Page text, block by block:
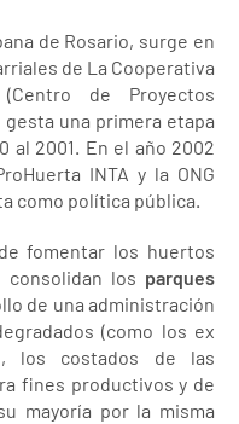
de Rosario, surge en
de La Cooperativa
de Proyectos
una primera etapa
al 2001. En el año 2002
INTA y la ONG
como política pública.
fomentar los huertos
consolidan los parques
de una administración
(como los ex
los costados de las
fines productivos y de
mayoría por la misma